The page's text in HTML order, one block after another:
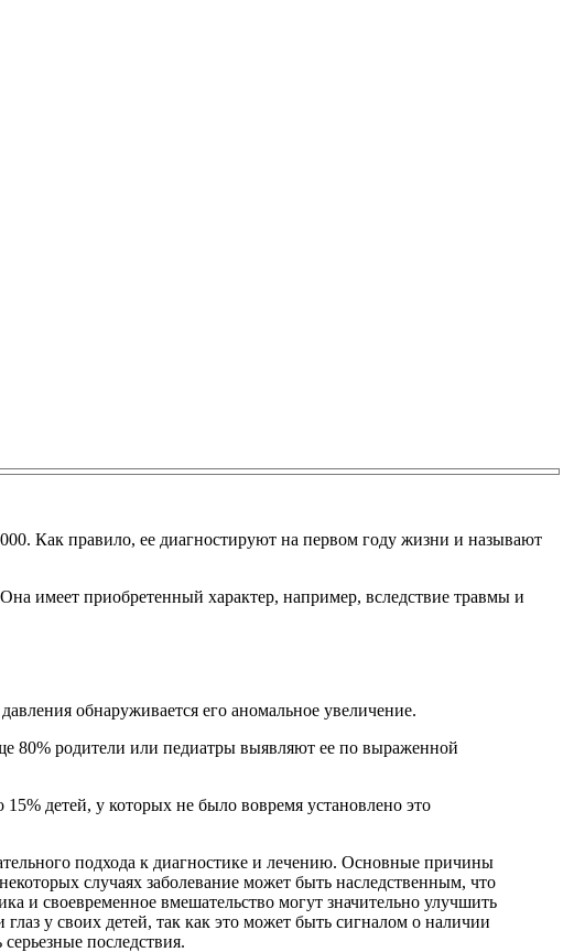
Как правило, ее диагностируют на первом году жизни и называют
имеет приобретенный характер, например, вследствие травмы и
обнаруживается его аномальное увеличение.
80% родители или педиатры выявляют ее по выраженной
детей, у которых не было вовремя установлено это
подхода к диагностике и лечению. Основные причины
случаях заболевание может быть наследственным, что
и своевременное вмешательство могут значительно улучшить
у своих детей, так как это может быть сигналом о наличии
последствия.